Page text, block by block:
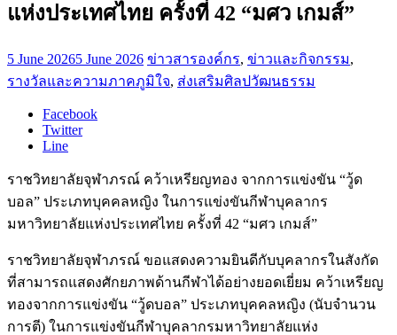
แห่งประเทศไทย ครั้งที่ 42 “มศว เกมส์”
5 June 20265 June 2026 ข่าวสารองค์กร, ข่าวและกิจกรรม,
รางวัลและความภาคภูมิใจ, ส่งเสริมศิลปวัฒนธรรม
Facebook
Twitter
Line
ราชวิทยาลัยจุฬาภรณ์ คว้าเหรียญทอง จากการแข่งขัน “วู้ด
บอล” ประเภทบุคคลหญิง ในการแข่งขันกีฬาบุคลากร
มหาวิทยาลัยแห่งประเทศไทย ครั้งที่ 42 “มศว เกมส์”
ราชวิทยาลัยจุฬาภรณ์ ขอแสดงความยินดีกับบุคลากรในสังกัด
ที่สามารถแสดงศักยภาพด้านกีฬาได้อย่างยอดเยี่ยม คว้าเหรียญ
ทองจากการแข่งขัน “วู้ดบอล” ประเภทบุคคลหญิง (นับจำนวน
การตี) ในการแข่งขันกีฬาบุคลากรมหาวิทยาลัยแห่ง